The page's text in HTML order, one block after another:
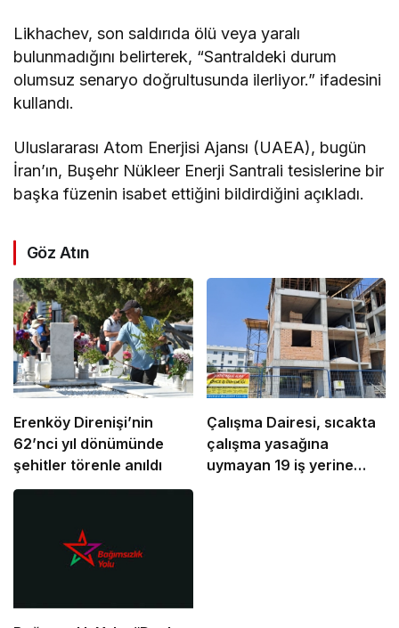
Likhachev, son saldırıda ölü veya yaralı
bulunmadığını belirterek, “Santraldeki durum
olumsuz senaryo doğrultusunda ilerliyor.” ifadesini
kullandı.
Uluslararası Atom Enerjisi Ajansı (UAEA), bugün
İran’ın, Buşehr Nükleer Enerji Santrali tesislerine bir
başka füzenin isabet ettiğini bildirdiğini açıkladı.
Göz Atın
Erenköy Direnişi’nin
62’nci yıl dönümünde
şehitler törenle anıldı
Çalışma Dairesi, sıcakta
çalışma yasağına
uymayan 19 iş yerine